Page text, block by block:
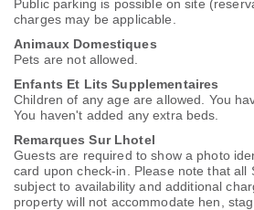
Public parking is possible on site
charges may be applicable.
Animaux Domestiques
Pets are not allowed.
Enfants Et Lits Supplementaires
Children of any age are allowed. You
You haven't added any extra beds.
Remarques Sur Lhotel
Guests are required to show a photo
card upon check-in. Please note that all
subject to availability and additional
property will not accommodate hen,